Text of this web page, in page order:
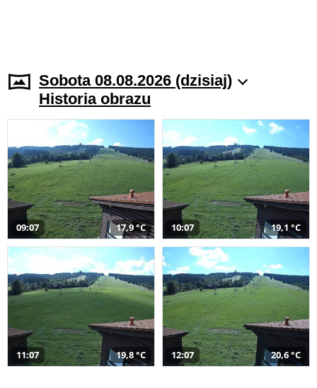
Sobota 08.08.2026 (dzisiaj)
Historia obrazu
09:07 17,9 °C 10:07 19,1 °C
11:07 19,8 °C 12:07 20,6 °C